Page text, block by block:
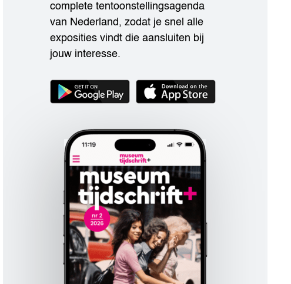
complete tentoonstellingsagenda
van Nederland, zodat je snel alle
exposities vindt die aansluiten bij
jouw interesse.